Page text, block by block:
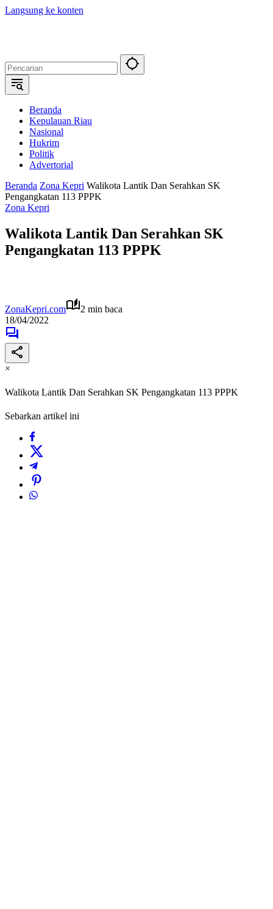
Langsung ke konten
Beranda
Kepulauan Riau
Nasional
Hukrim
Politik
Advertorial
Beranda Zona Kepri Walikota Lantik Dan Serahkan SK
Pengangkatan 113 PPPK
Zona Kepri
Walikota Lantik Dan Serahkan SK
Pengangkatan 113 PPPK
ZonaKepri.com
2 min baca
18/04/2022
×
Walikota Lantik Dan Serahkan SK Pengangkatan 113 PPPK
Sebarkan artikel ini